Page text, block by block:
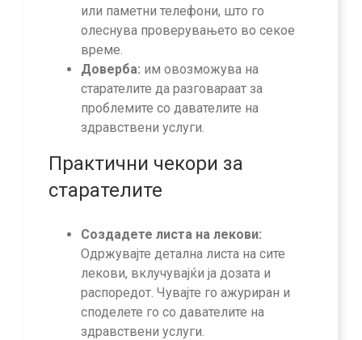
или паметни телефони, што го
олеснува проверувањето во секое
време.
Доверба: им овозможува на
старателите да разговараат за
проблемите со давателите на
здравствени услуги.
Практични чекори за
старателите
Создадете листа на лекови:
Одржувајте детална листа на сите
лекови, вклучувајќи ја дозата и
распоредот. Чувајте го ажуриран и
споделете го со давателите на
здравствени услуги.